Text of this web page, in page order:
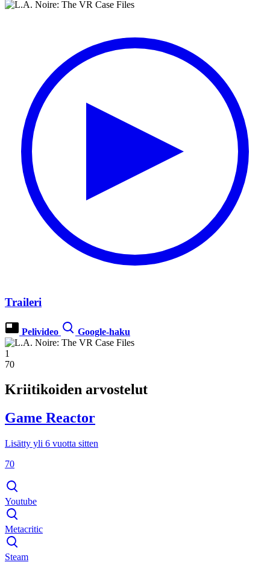
Traileri
Pelivideo Google-haku
1
70
Kriitikoiden arvostelut
Game Reactor
Lisätty yli 6 vuotta sitten
70
Youtube
Metacritic
Steam